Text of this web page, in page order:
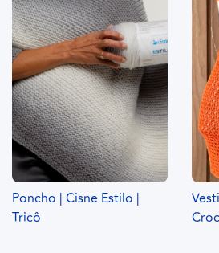
Poncho | Cisne Estilo |
Tricô